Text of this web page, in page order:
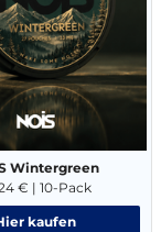
Wintergreen
€ | 10-Pack
kaufen